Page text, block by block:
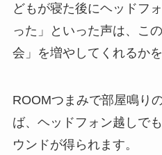
どもが寝た後にヘッドフ
った」といった声は、こ
会」を増やしてくれるか
ROOMつまみで部屋鳴り
ば、ヘッドフォン越しで
ウンドが得られます。